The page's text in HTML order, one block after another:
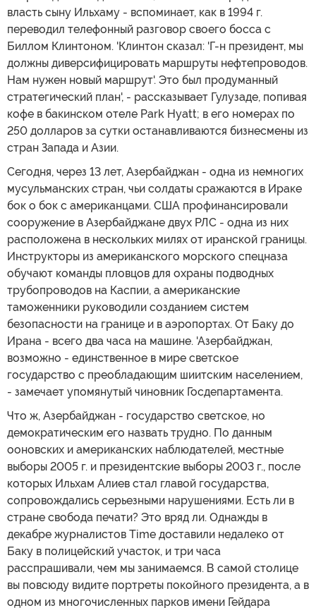
власть сыну Ильхаму - вспоминает, как в 1994 г.
переводил телефонный разговор своего босса с
Биллом Клинтоном. 'Клинтон сказал: 'Г-н президент, мы
должны диверсифицировать маршруты нефтепроводов.
Нам нужен новый маршрут'. Это был продуманный
стратегический план', - рассказывает Гулузаде, попивая
кофе в бакинском отеле Park Hyatt; в его номерах по
250 долларов за сутки останавливаются бизнесмены из
стран Запада и Азии.
Сегодня, через 13 лет, Азербайджан - одна из немногих
мусульманских стран, чьи солдаты сражаются в Ираке
бок о бок с американцами. США профинансировали
сооружение в Азербайджане двух РЛС - одна из них
расположена в нескольких милях от иранской границы.
Инструкторы из американского морского спецназа
обучают команды пловцов для охраны подводных
трубопроводов на Каспии, а американские
таможенники руководили созданием систем
безопасности на границе и в аэропортах. От Баку до
Ирана - всего два часа на машине. 'Азербайджан,
возможно - единственное в мире светское
государство с преобладающим шиитским населением,
- замечает упомянутый чиновник Госдепартамента.
Что ж, Азербайджан - государство светское, но
демократическим его назвать трудно. По данным
ооновских и американских наблюдателей, местные
выборы 2005 г. и президентские выборы 2003 г., после
которых Ильхам Алиев стал главой государства,
сопровождались серьезными нарушениями. Есть ли в
стране свобода печати? Это вряд ли. Однажды в
декабре журналистов Time доставили недалеко от
Баку в полицейский участок, и три часа
расспрашивали, чем мы занимаемся. В самой столице
вы повсюду видите портреты покойного президента, а в
одном из многочисленных парков имени Гейдара